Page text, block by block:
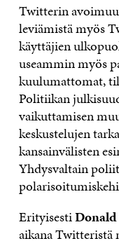
Twitterin
leviämistä myös
käyttäjien
useammin myös
kuulumattomat,
Politiikan
vaikuttamisen
keskustelujen
kansainvälisten
Yhdysvaltain
Erityisesti
aikana Twitteristä